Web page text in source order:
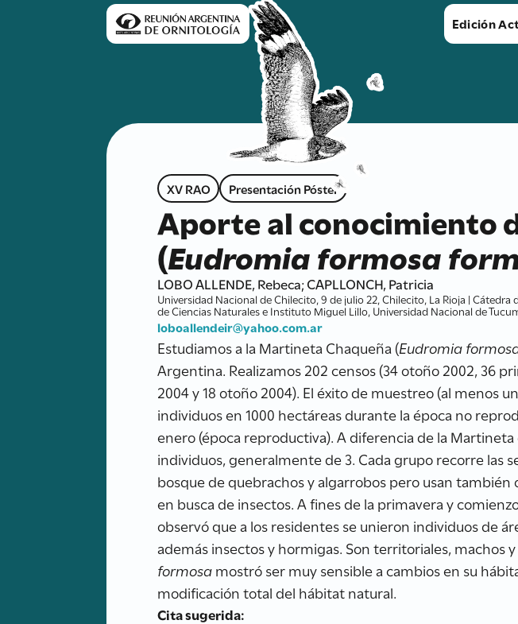
Edición
XV RAO Presentación Póster
Aporte al conocimiento
(Eudromia formosa
LOBO ALLENDE, Rebeca; CAPLLONCH, Patricia
Universidad Nacional de Chilecito, 9 de julio 22, Chilecito, La Rioja |
de Ciencias Naturales e Instituto Miguel Lillo, Universidad Nacional de
loboallendeir@yahoo.com.ar
Estudiamos a la Martineta Chaqueña (Eudromia
Argentina. Realizamos 202 censos (34 otoño 2002, 36
2004 y 18 otoño 2004). El éxito de muestreo (al menos
individuos en 1000 hectáreas durante la época no
enero (época reproductiva). A diferencia de la
individuos, generalmente de 3. Cada grupo recorre
bosque de quebrachos y algarrobos pero usan
en busca de insectos. A fines de la primavera y
observó que a los residentes se unieron individuos de
además insectos y hormigas. Son territoriales, machos
formosamostró ser muy sensible a cambios en su
modificación total del hábitat natural.
Cita sugerida: